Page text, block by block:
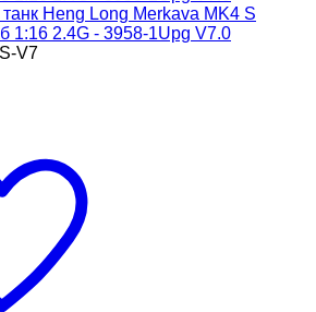
Heng Long Merkava MK4 S
1:16 2.4G - 3958-1Upg V7.0
V7